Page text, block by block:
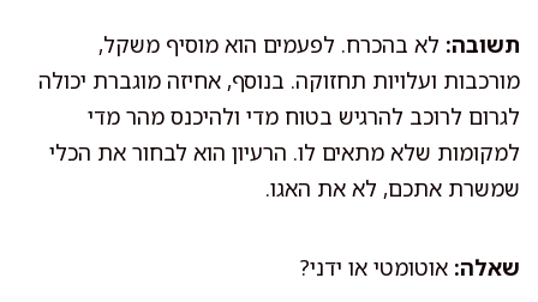
תשובה: לא בהכרח. לפעמים הוא מוסיף משקל,
מורכבות ועלויות תחזוקה. בנוסף, אחיזה מוגברת יכולה
לגרום לרוכב להרגיש בטוח מדי ולהיכנס מהר מדי
למקומות שלא מתאים לו. הרעיון הוא לבחור את הכלי
שמשרת אתכם, לא את האגו.
שאלה: אוטומטי או ידני?